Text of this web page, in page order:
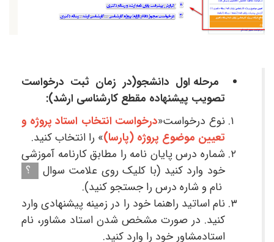
مرحله اول دانشجو(در زمان ثبت درخواست
تصویب پیشنهاده مقطع کارشناسی ارشد):
نوع درخواست«درخواست انتخاب استاد پروژه و
تعیین موضوع پروژه (پارسا)» را انتخاب کنید.
شماره درس پایان نامه را مطابق کارنامه آموزشی
خود وارد کنید (با کلیک روی علامت سوال
؟
نام و شاره درس را جستجو کنید).
نام اساتید راهنما خود را در زمینه پیشنهادی وارد
کنید. در صورت مشخص شدن استاد مشاور، نام
استادمشاور خود را وارد کنید.